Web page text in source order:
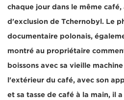
chaque jour dans le même
d'exclusion de Tchernobyl. Le
documentaire polonais,
montré au propriétaire
boissons avec sa vieille
l'extérieur du café, avec son
et sa tasse de café à la main, il